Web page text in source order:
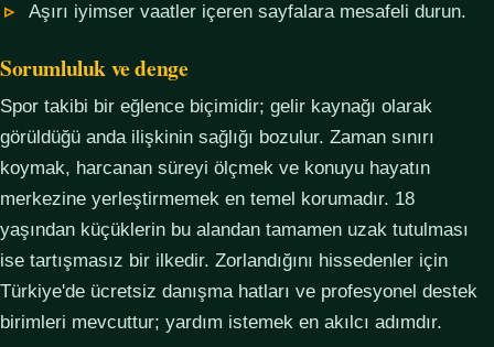
Aşırı iyimser vaatler içeren sayfalara mesafeli durun.
Sorumluluk ve denge
Spor takibi bir eğlence biçimidir; gelir kaynağı olarak
görüldüğü anda ilişkinin sağlığı bozulur. Zaman sınırı
koymak, harcanan süreyi ölçmek ve konuyu hayatın
merkezine yerleştirmemek en temel korumadır. 18
yaşından küçüklerin bu alandan tamamen uzak tutulması
ise tartışmasız bir ilkedir. Zorlandığını hissedenler için
Türkiye'de ücretsiz danışma hatları ve profesyonel destek
birimleri mevcuttur; yardım istemek en akılcı adımdır.